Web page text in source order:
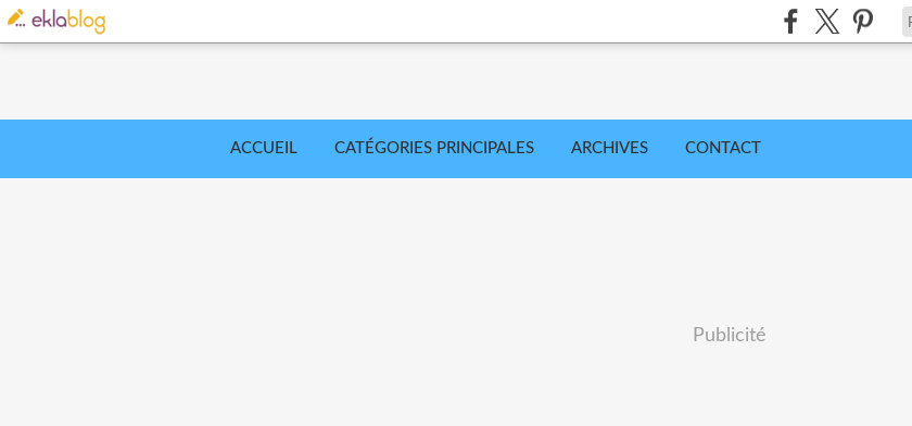
ACCUEIL CATÉGORIES PRINCIPALES ARCHIVES CONTACT
Publicité